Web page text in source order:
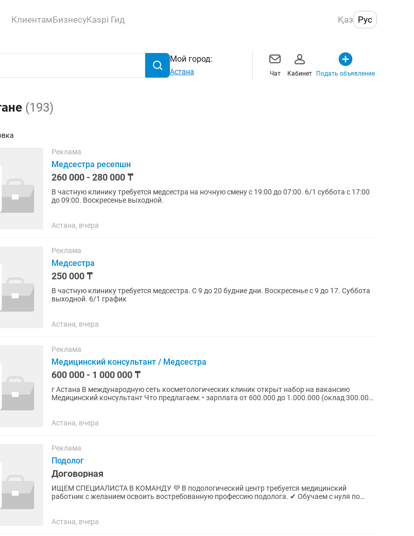
КлиентамБизнесуKaspi Гид Қаз Рус
Мой город:
Астана Чат Кабинет Подать объявление
(193)
Реклама
Медсестра ресепшн
260 000 - 280 000 ₸
В частную клинику требуется медсестра на ночную смену с 19:00 до 07:00. 6/1 суббота с 17:00
до 09:00. Воскресенье выходной.
Астана, вчера
Реклама
Медсестра
250 000 ₸
В частную клинику требуется медсестра. С 9 до 20 будние дни. Воскресенье с 9 до 17. Суббота
выходной. 6/1 график
Астана, вчера
Реклама
Медицинский консультант / Медсестра
600 000 - 1 000 000 ₸
г Астана В международную сеть косметологических клиник открыт набор на вакансию
Медицинский консультант Что предлагаем: • зарплата от 600.000 до 1.000.000 (оклад 300.000
Астана, вчера
Реклама
Подолог
Договорная
ИЩЕМ СПЕЦИАЛИСТА В КОМАНДУ 💜 В подологический центр требуется медицинский
работник с желанием освоить востребованную профессию подолога. ✔ Обучаем с нуля по
Астана, вчера